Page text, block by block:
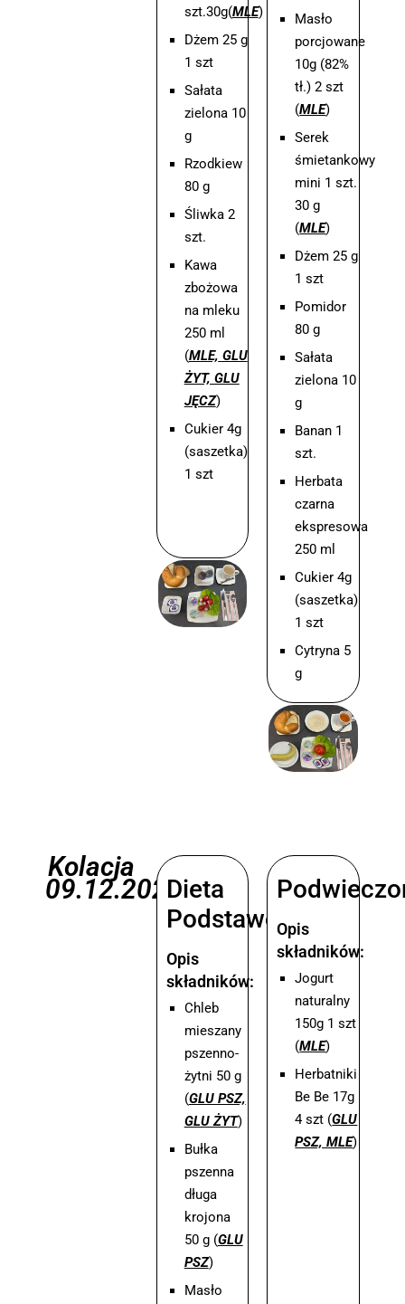
szt.30g(MLE)
Dżem 25 g
1 szt
Sałata
zielona 10
g
Rzodkiew
80 g
Śliwka 2
szt.
Kawa
zbożowa
na mleku
250 ml
(MLE, GLU
ŻYT, GLU
JĘCZ)
Cukier 4g
(saszetka)
1 szt
Masło
porcjowane
10g (82%
tł.) 2 szt
(MLE)
Serek
śmietankowy
mini 1 szt.
30 g
(MLE)
Dżem 25 g
1 szt
Pomidor
80 g
Sałata
zielona 10
g
Banan 1
szt.
Herbata
czarna
ekspresowa
250 ml
Cukier 4g
(saszetka)
1 szt
Cytryna 5
g
Kolacja
09.12.2025Dieta
Podstawowa
Opis
składników:
Chleb
mieszany
pszenno-
żytni 50 g
(GLU PSZ,
GLU ŻYT)
Bułka
pszenna
długa
krojona
50 g (GLU
PSZ)
Masło
Opis
składników:
Jogurt
naturalny
150g 1 szt
(MLE)
Herbatniki
Be Be 17g
4 szt (GLU
PSZ, MLE)